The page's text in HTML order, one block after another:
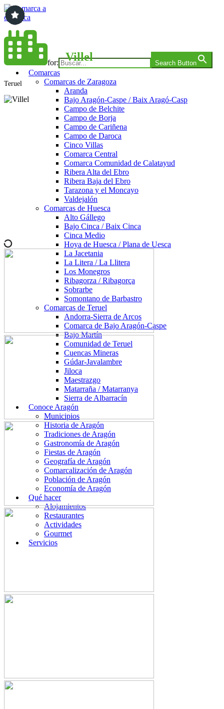
Saltar
al
contenido
Comarca a comarca
Search for: Search Button
Comarcas
Comarcas de Zaragoza
Aranda
Bajo Aragón-Caspe / Baix Aragó-Casp
Campo de Belchite
Campo de Borja
Campo de Cariñena
Campo de Daroca
Cinco Villas
Comarca Central
Comarca Comunidad de Calatayud
Ribera Alta del Ebro
Ribera Baja del Ebro
Tarazona y el Moncayo
Valdejalón
Comarcas de Huesca
Alto Gállego
Bajo Cinca / Baix Cinca
Cinca Medio
Hoya de Huesca / Plana de Uesca
La Jacetania
La Litera / La Llitera
Los Monegros
Ribagorza / Ribagorça
Sobrarbe
Somontano de Barbastro
Comarcas de Teruel
Andorra-Sierra de Arcos
Comarca de Bajo Aragón-Caspe
Bajo Martín
Comunidad de Teruel
Cuencas Mineras
Gúdar-Javalambre
Jiloca
Maestrazgo
Matarraña / Matarranya
Sierra de Albarracín
Conoce Aragón
Municipios
Historia de Aragón
Tradiciones de Aragón
Gastronomía de Aragón
Fiestas de Aragón
Geografía de Aragón
Comarcalización de Aragón
Población de Aragón
Economía de Aragón
Qué hacer
Alojamientos
Restaurantes
Actividades
Gourmet
Servicios
Villel
Teruel